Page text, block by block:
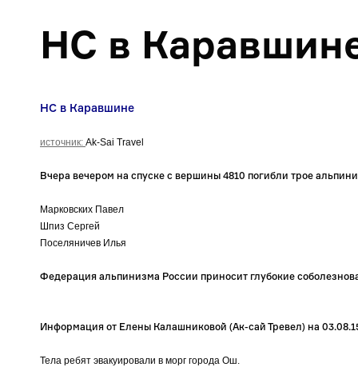
НС в
НС в Каравшине
источник: Ak-Sai Travel
Вчера вечером на спуске с вершины 4810 погибли трое
Марковских Павел
Шпиз Сергей
Поселяничев Илья
Федерация альпинизма России приносит глубокие
Информация от Елены Калашниковой (Ак-сай Тревел) на
Тела ребят эвакуировали в морг города Ош.